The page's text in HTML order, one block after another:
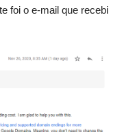
foi o e-mail que recebi